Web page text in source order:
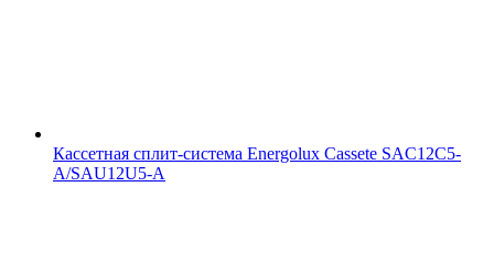
Кассетная сплит-система Energolux Cassete SAC12С5-
A/SAU12U5-A